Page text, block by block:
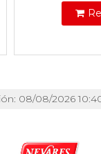
08/08/2026